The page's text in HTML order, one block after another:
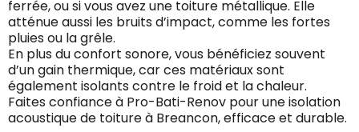
ferrée, ou si vous avez une toiture métallique. Elle
atténue aussi les bruits d’impact, comme les fortes
pluies ou la grêle.
En plus du confort sonore, vous bénéficiez souvent
d’un gain thermique, car ces matériaux sont
également isolants contre le froid et la chaleur.
Faites confiance à Pro-Bati-Renov pour une isolation
acoustique de toiture à Breancon, efficace et durable.